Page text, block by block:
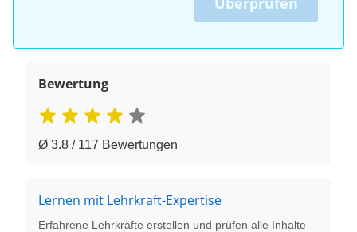
Bewertung
Ø 3.8 / 117 Bewertungen
Lernen mit Lehrkraft-Expertise
Erfahrene Lehrkräfte erstellen und prüfen alle Inhalte